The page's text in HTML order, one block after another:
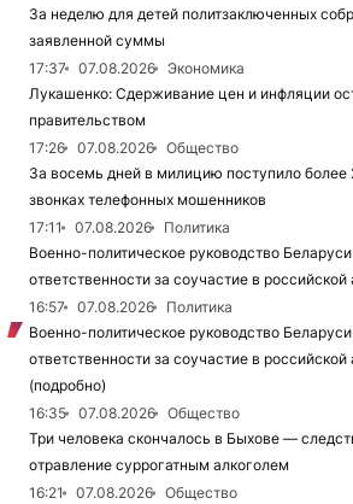
За неделю для детей политзаключенных
заявленной суммы
17:37
07.08.2026
Экономика
Лукашенко: Сдерживание цен и инфляции
правительством
17:26
07.08.2026
Общество
За восемь дней в милицию поступило более
звонках телефонных мошенников
17:11
07.08.2026
Политика
Военно-политическое руководство
ответственности за соучастие в
16:57
07.08.2026
Политика
Военно-политическое руководство
ответственности за соучастие в
(подробно)
16:35
07.08.2026
Общество
Три человека скончалось в Быхове —
отравление суррогатным алкоголем
16:21
07.08.2026
Общество